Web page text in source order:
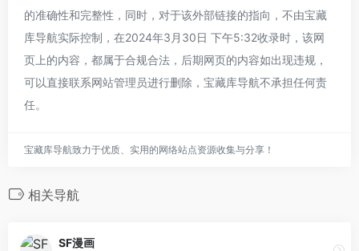
的准确性和完整性，同时，对于该外部链接的指向，不由宝藏
库导航实际控制，在2024年3月30日 下午5:32收录时，该网
页上的内容，都属于合规合法，后期网页的内容如出现违规，
可以直接联系网站管理员进行删除，宝藏库导航不承担任何责
任。
宝藏库导航致力于优质、实用的网络站点资源收集与分享！
相关导航
SF漫画